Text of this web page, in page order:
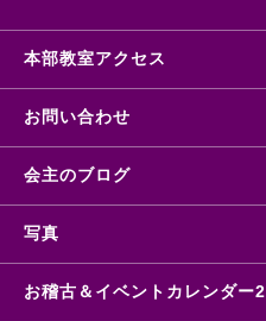
本部教室アクセス
お問い合わせ
会主のブログ
写真
お稽古＆イベントカレンダー2